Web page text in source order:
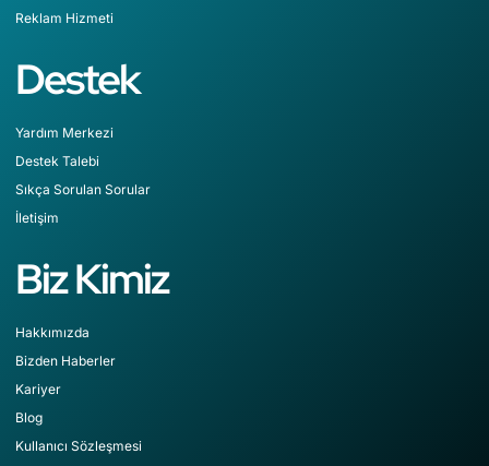
Reklam Hizmeti
Destek
Yardım Merkezi
Destek Talebi
Sıkça Sorulan Sorular
İletişim
Biz Kimiz
Hakkımızda
Bizden Haberler
Kariyer
Blog
Kullanıcı Sözleşmesi